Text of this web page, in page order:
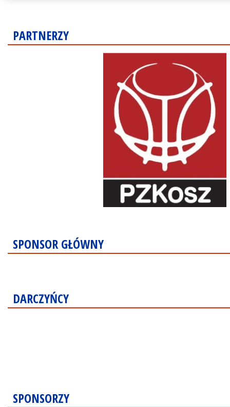
PARTNERZY
SPONSOR GŁÓWNY
DARCZYŃCY
SPONSORZY